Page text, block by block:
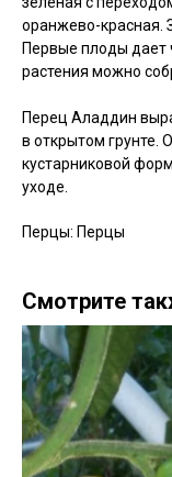
оранжево-красная.
Первые плоды дает
растения можно
Перец Аладдин
в открытом грунте.
кустарниковой
уходе.
Перцы: Перцы
Смотрите